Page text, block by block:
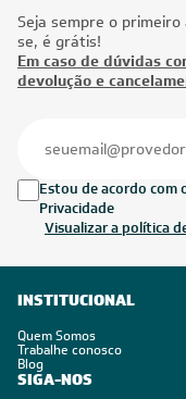
Seja sempre o
se, é grátis!
Em caso de dúvidas
devolução e
Estou de acordo com
Privacidade
Visualizar a política
INSTITUCIONAL
Quem Somos
Trabalhe conosco
Blog
SIGA-NOS